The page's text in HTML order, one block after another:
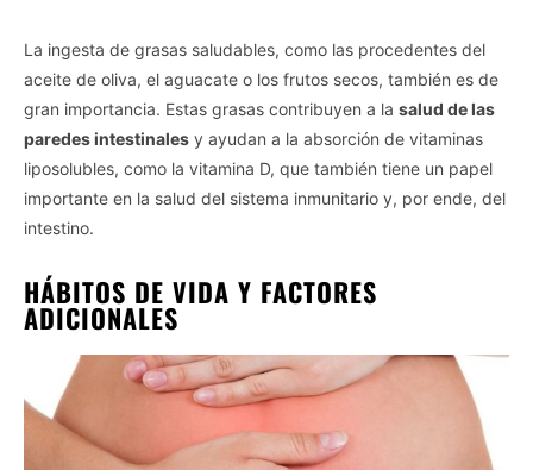
La ingesta de grasas saludables, como las procedentes del
aceite de oliva, el aguacate o los frutos secos, también es de
gran importancia. Estas grasas contribuyen a la salud de las
paredes intestinales y ayudan a la absorción de vitaminas
liposolubles, como la vitamina D, que también tiene un papel
importante en la salud del sistema inmunitario y, por ende, del
intestino.
HÁBITOS DE VIDA Y FACTORES
ADICIONALES